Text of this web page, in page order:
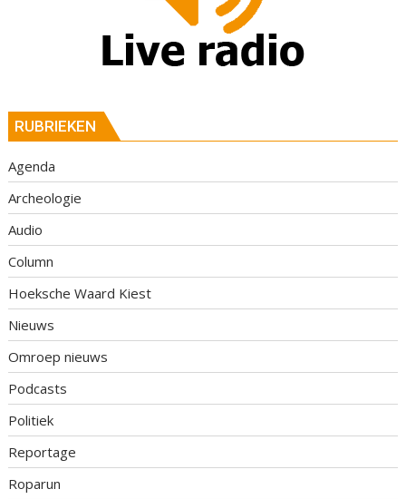
RUBRIEKEN
Agenda
Archeologie
Audio
Column
Hoeksche Waard Kiest
Nieuws
Omroep nieuws
Podcasts
Politiek
Reportage
Roparun